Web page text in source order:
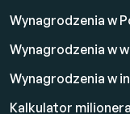
Wynagrodzenia w
Wynagrodzenia w
Wynagrodzenia w
Kalkulator milionera